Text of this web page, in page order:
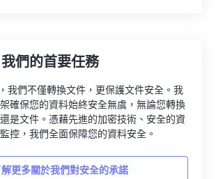
們的首要任務
我們不僅轉換文件，更保護文件安全。我
確保您的資料始終安全無虞，無論您轉換
是文件。憑藉先進的加密技術、安全的資
控，我們全面保障您的資料安全。
解更多關於我們對安全的承諾